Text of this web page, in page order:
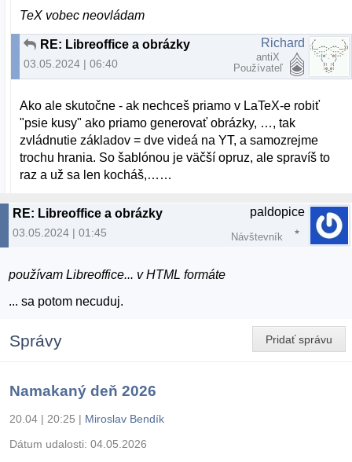
TeX vobec neovládam
RE: Libreoffice a obrázky
03.05.2024 | 06:40
Richard
antiX
Používateľ
Ako ale skutočne - ak nechceš priamo v LaTeX-e robiť
"psie kusy" ako priamo generovať obrázky, …, tak
zvládnutie základov = dve videá na YT, a samozrejme
trochu hrania. So šablónou je väčší opruz, ale spravíš to
raz a už sa len kocháš,……
RE: Libreoffice a obrázky
03.05.2024 | 01:45
paldopice
Návštevník
používam Libreoffice... v HTML formáte
... sa potom necuduj.
Pridať správu
Správy
Namakaný deň 2026
20.04 | 20:25 | Miroslav Bendík
Dátum udalosti: 04.05.2026